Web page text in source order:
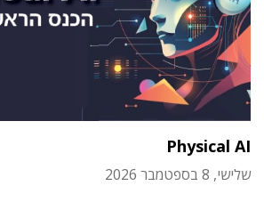
Physical AI
שלישי, 8 בספטמבר 2026